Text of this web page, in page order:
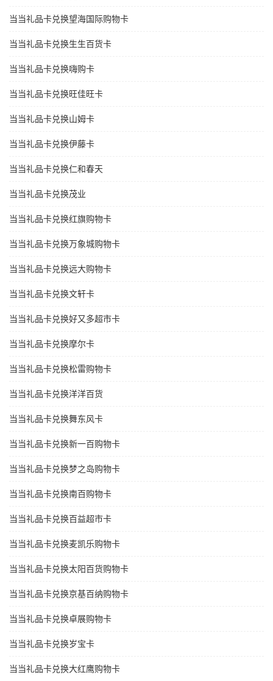
当当礼品卡兑换望海国际购物卡
当当礼品卡兑换生生百货卡
当当礼品卡兑换嗨购卡
当当礼品卡兑换旺佳旺卡
当当礼品卡兑换山姆卡
当当礼品卡兑换伊藤卡
当当礼品卡兑换仁和春天
当当礼品卡兑换茂业
当当礼品卡兑换红旗购物卡
当当礼品卡兑换万象城购物卡
当当礼品卡兑换远大购物卡
当当礼品卡兑换文轩卡
当当礼品卡兑换好又多超市卡
当当礼品卡兑换摩尔卡
当当礼品卡兑换松雷购物卡
当当礼品卡兑换洋洋百货
当当礼品卡兑换舞东风卡
当当礼品卡兑换新一百购物卡
当当礼品卡兑换梦之岛购物卡
当当礼品卡兑换南百购物卡
当当礼品卡兑换百益超市卡
当当礼品卡兑换麦凯乐购物卡
当当礼品卡兑换太阳百货购物卡
当当礼品卡兑换京基百纳购物卡
当当礼品卡兑换卓展购物卡
当当礼品卡兑换岁宝卡
当当礼品卡兑换大红鹰购物卡